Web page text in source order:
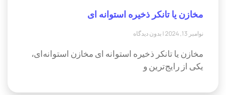
مخازن یا تانکر ذخیره استوانه ای
نوامبر 13, 2024 بدون دیدگاه
مخازن یا تانکر ذخیره استوانه ای مخازن استوانه‌ای،
یکی از رایج‌ترین و